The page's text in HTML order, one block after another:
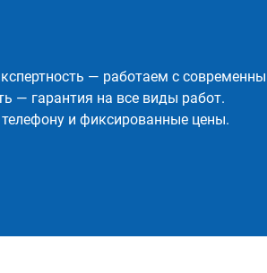
— работаем с
— гарантия на все виды работ.
и фиксированные цены.